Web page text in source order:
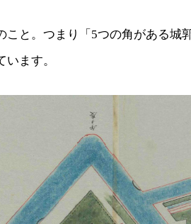
こと。つまり「5つの角がある城
ます。